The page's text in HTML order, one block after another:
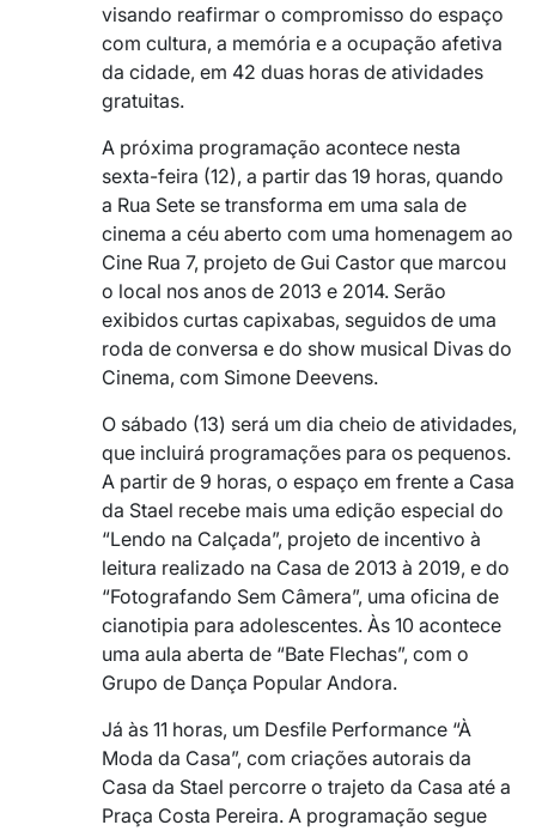
visando reafirmar o compromisso do espaço
com cultura, a memória e a ocupação afetiva
da cidade, em 42 duas horas de atividades
gratuitas.
A próxima programação acontece nesta
sexta-feira (12), a partir das 19 horas, quando
a Rua Sete se transforma em uma sala de
cinema a céu aberto com uma homenagem ao
Cine Rua 7, projeto de Gui Castor que marcou
o local nos anos de 2013 e 2014. Serão
exibidos curtas capixabas, seguidos de uma
roda de conversa e do show musical Divas do
Cinema, com Simone Deevens.
O sábado (13) será um dia cheio de atividades,
que incluirá programações para os pequenos.
A partir de 9 horas, o espaço em frente a Casa
da Stael recebe mais uma edição especial do
“Lendo na Calçada”, projeto de incentivo à
leitura realizado na Casa de 2013 à 2019, e do
“Fotografando Sem Câmera”, uma oficina de
cianotipia para adolescentes. Às 10 acontece
uma aula aberta de “Bate Flechas”, com o
Grupo de Dança Popular Andora.
Já às 11 horas, um Desfile Performance “À
Moda da Casa”, com criações autorais da
Casa da Stael percorre o trajeto da Casa até a
Praça Costa Pereira. A programação segue